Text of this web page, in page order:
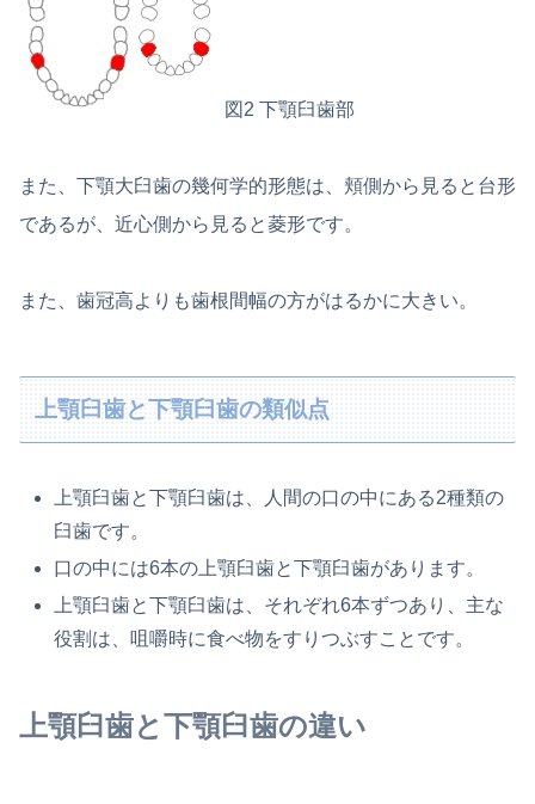
図2 下顎臼歯部
また、下顎大臼歯の幾何学的形態は、頬側から見ると台形
であるが、近心側から見ると菱形です。
また、歯冠高よりも歯根間幅の方がはるかに大きい。
上顎臼歯と下顎臼歯の類似点
上顎臼歯と下顎臼歯は、人間の口の中にある2種類の
臼歯です。
口の中には6本の上顎臼歯と下顎臼歯があります。
上顎臼歯と下顎臼歯は、それぞれ6本ずつあり、主な
役割は、咀嚼時に食べ物をすりつぶすことです。
上顎臼歯と下顎臼歯の違い